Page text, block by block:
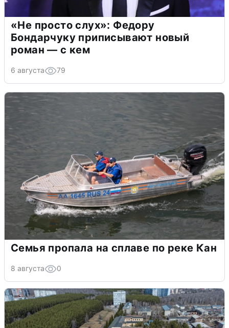
«Не просто слух»: Федору
Бондарчуку приписывают новый
роман — с кем
6 августа 79
Семья пропала на сплаве по реке Кан
8 августа 0